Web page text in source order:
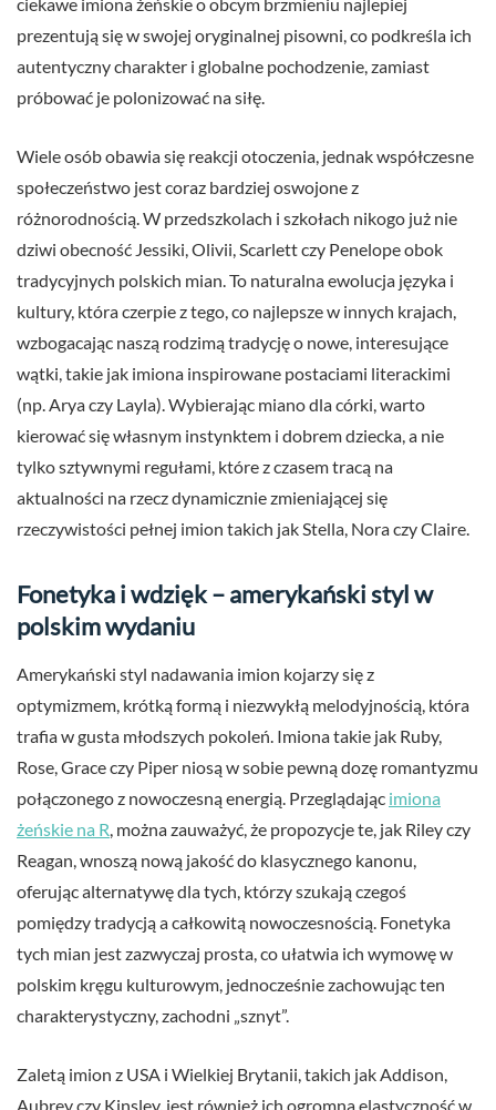
prezentują się w swojej oryginalnej pisowni, co podkreśla ich
autentyczny charakter i globalne pochodzenie, zamiast
próbować je polonizować na siłę.
Wiele osób obawia się reakcji otoczenia, jednak współczesne
społeczeństwo jest coraz bardziej oswojone z
różnorodnością. W przedszkolach i szkołach nikogo już nie
dziwi obecność Jessiki, Olivii, Scarlett czy Penelope obok
tradycyjnych polskich mian. To naturalna ewolucja języka i
kultury, która czerpie z tego, co najlepsze w innych krajach,
wzbogacając naszą rodzimą tradycję o nowe, interesujące
wątki, takie jak imiona inspirowane postaciami literackimi
(np. Arya czy Layla). Wybierając miano dla córki, warto
kierować się własnym instynktem i dobrem dziecka, a nie
tylko sztywnymi regułami, które z czasem tracą na
aktualności na rzecz dynamicznie zmieniającej się
rzeczywistości pełnej imion takich jak Stella, Nora czy Claire.
Fonetyka i wdzięk – amerykański styl w
polskim wydaniu
Amerykański styl nadawania imion kojarzy się z
optymizmem, krótką formą i niezwykłą melodyjnością, która
trafia w gusta młodszych pokoleń. Imiona takie jak Ruby,
Rose, Grace czy Piper niosą w sobie pewną dozę romantyzmu
połączonego z nowoczesną energią. Przeglądając imiona
żeńskie na R , można zauważyć, że propozycje te, jak Riley czy
Reagan, wnoszą nową jakość do klasycznego kanonu,
oferując alternatywę dla tych, którzy szukają czegoś
pomiędzy tradycją a całkowitą nowoczesnością. Fonetyka
tych mian jest zazwyczaj prosta, co ułatwia ich wymowę w
polskim kręgu kulturowym, jednocześnie zachowując ten
charakterystyczny, zachodni „sznyt”.
Zaletą imion z USA i Wielkiej Brytanii, takich jak Addison,
Aubrey czy Kinsley, jest również ich ogromna elastyczność w